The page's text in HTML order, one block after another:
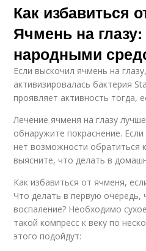
Как избавиться
Ячмень на
народными
Если выскочил ячмень на
активизировалась бактерия
проявляет активность тогда,
Лечение ячменя на глазу
обнаружите покраснение.
нет возможности обратиться
выясните, что делать в
Как избавиться от ячменя,
Что делать в первую очередь,
воспаление? Необходимо
такой компресс к веку по
этого подойдут: